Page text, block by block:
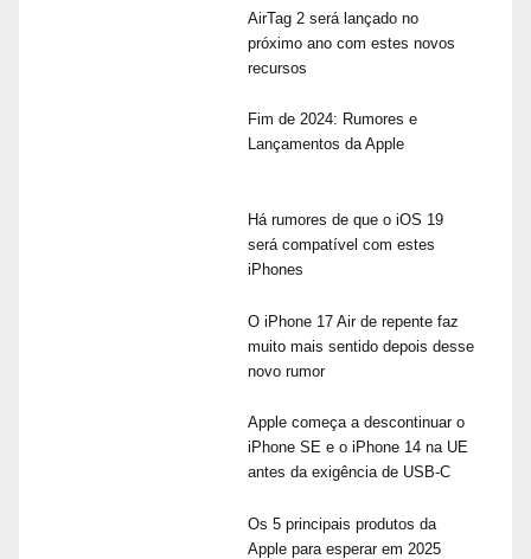
AirTag 2 será lançado no
próximo ano com estes novos
recursos
Fim de 2024: Rumores e
Lançamentos da Apple
Há rumores de que o iOS 19
será compatível com estes
iPhones
O iPhone 17 Air de repente faz
muito mais sentido depois desse
novo rumor
Apple começa a descontinuar o
iPhone SE e o iPhone 14 na UE
antes da exigência de USB-C
Os 5 principais produtos da
Apple para esperar em 2025